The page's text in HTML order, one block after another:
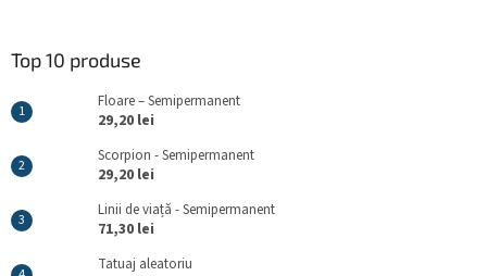
Top 10 produse
Floare – Semipermanent
29,20 lei
Scorpion - Semipermanent
29,20 lei
Linii de viață - Semipermanent
71,30 lei
Tatuaj aleatoriu